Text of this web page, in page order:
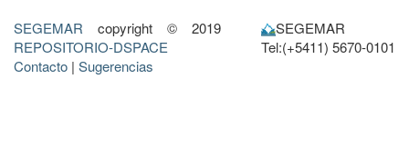
SEGEMAR copyright © 2019
REPOSITORIO-DSPACE
Contacto | Sugerencias
SEGEMAR
Tel:(+5411) 5670-0101